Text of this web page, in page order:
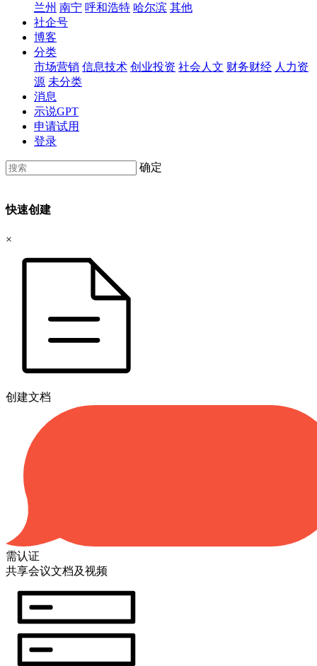
兰州 南宁 呼和浩特 哈尔滨 其他
社企号
博客
分类
市场营销 信息技术 创业投资 社会人文 财务财经 人力资
源 未分类
消息
示说GPT
申请试用
登录
确定
快速创建
×
创建文档
需认证
共享会议文档及视频